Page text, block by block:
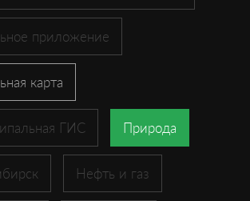
приложение
карта
ГИС Природа
Нефть и газ